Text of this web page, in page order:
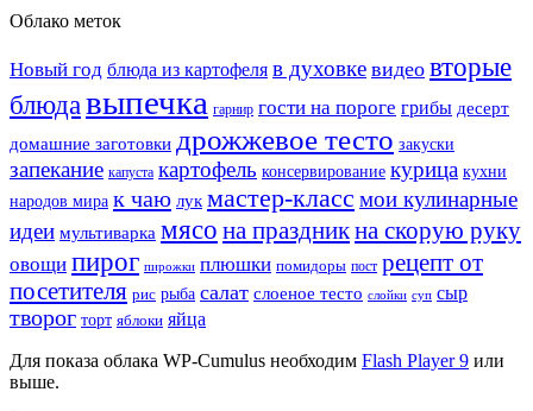
Облако меток
Новый год блюда из картофеля в духовке видео вторые
блюдавыпечка гарнир гости на пороге грибы десерт
домашние заготовки дрожжевое тесто закуски
запекание капуста картофель консервирование курица кухни
народов мира к чаю лук мастер-класс мои кулинарные
идеи мультиварка мясо на праздникна скорую руку
овощи пирог пирожки плюшки помидоры пост рецепт от
посетителя рис рыба салат слоеное тесто слойки суп сыр
творог торт яблоки яйца
Для показа облака WP-Cumulus необходим Flash Player 9 или
выше.